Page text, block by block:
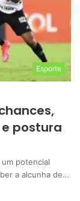
Esporte
postura
potencial
a alcunha de…